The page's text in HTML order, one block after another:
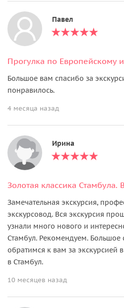
Павел
Прогулка по Европейскому
Большое вам спасибо за
понравилось.
4 месяца назад
Ирина
Замечательная экскурсия,
экскурсовод. Вся экскурсия
узнали много нового и
Стамбул. Рекомендуем. Большое
обратимся к вам за
в Стамбул.
10 месяцев назад